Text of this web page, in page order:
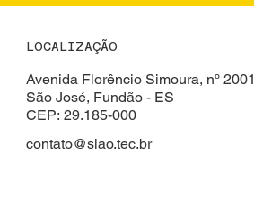
LOCALIZAÇÃO
Avenida Florêncio Simoura, nº 2001
São José, Fundão - ES
CEP: 29.185-000
contato@siao.tec.br